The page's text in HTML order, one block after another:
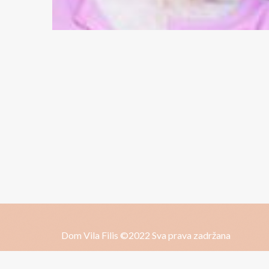
Dom Vila Filis ©2022 Sva prava zadržana